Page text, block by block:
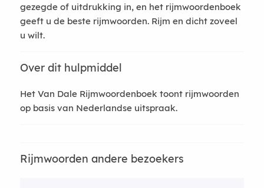
gezegde of uitdrukking in, en het rijmwoordenboek
geeft u de beste rijmwoorden. Rijm en dicht zoveel
u wilt.
Over dit hulpmiddel
Het Van Dale Rijmwoordenboek toont rijmwoorden
op basis van Nederlandse uitspraak.
Rijmwoorden andere bezoekers